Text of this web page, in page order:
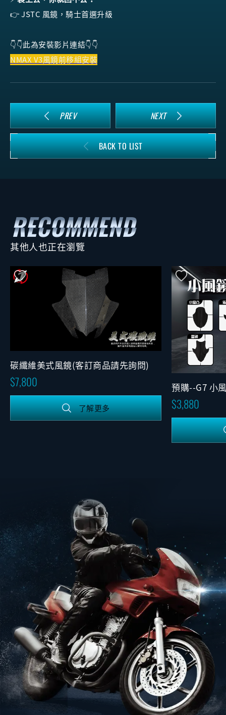
👉 JSTC 風鏡，騎士首選升級
👇👇此為安裝影片連結👇👇
NMAX V3風鏡前移組安裝
PREV NEXT
BACK TO LIST
其他人也正在瀏覽
碳纖維美式風鏡(客訂商品請先詢問)
7,800
了解更多
預購--G7 小
3,880